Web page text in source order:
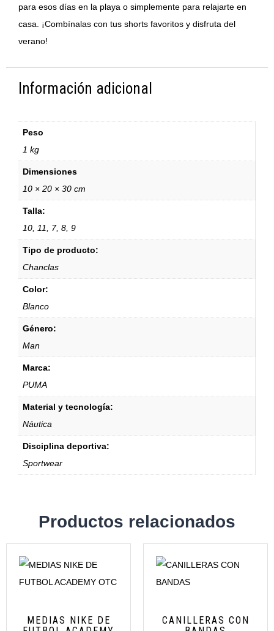
para esos días en la playa o simplemente para relajarte en
casa. ¡Combínalas con tus shorts favoritos y disfruta del
verano!
Información adicional
Peso
1 kg
Dimensiones
10 × 20 × 30 cm
Talla:
10, 11, 7, 8, 9
Tipo de producto:
Chanclas
Color:
Blanco
Género:
Man
Marca:
PUMA
Material y tecnología:
Náutica
Disciplina deportiva:
Sportwear
Productos relacionados
MEDIAS NIKE DE
CANILLERAS CON